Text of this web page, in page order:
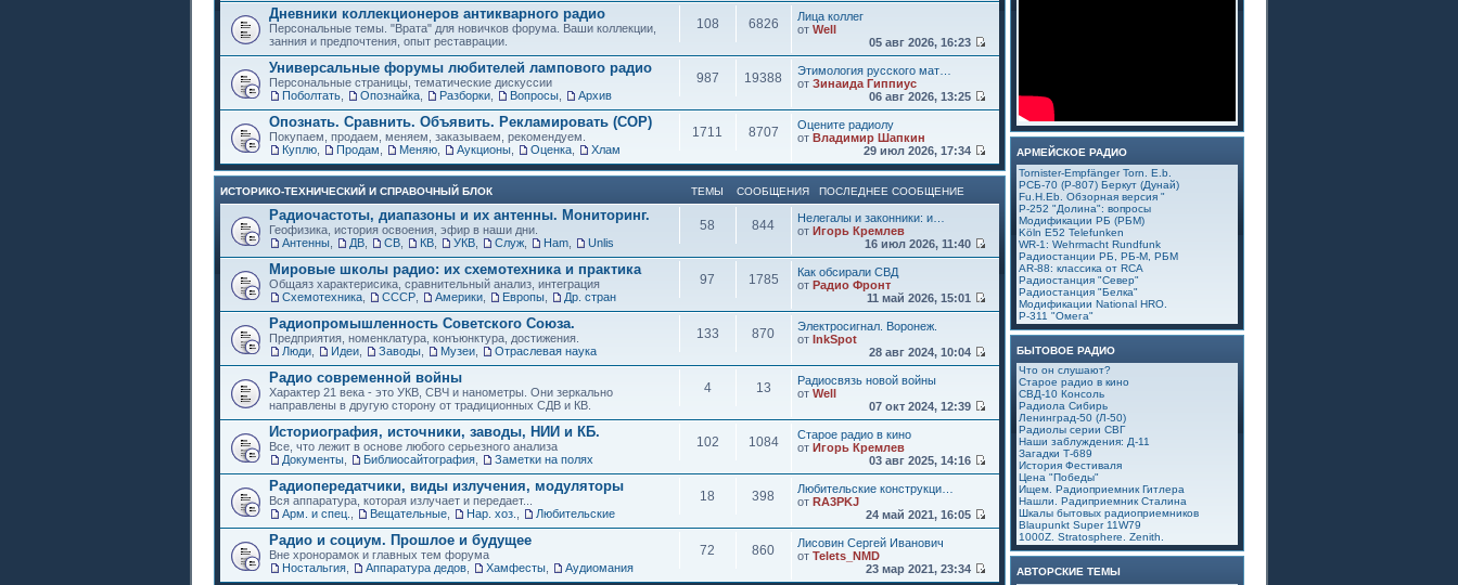
Дневники коллекционеров антикварного радио
Персональные темы. "Врата" для новичков форума. Ваши коллекции,
занния и предпочтения, опыт реставрации.
108 6826
Лица коллег
от Well
05 авг 2026, 16:23
Универсальные форумы любителей лампового радио
Персональные страницы, тематические дискуссии
Поболтать
Опознайка Разборки Вопросы Архив
987 19388
Этимология русского мат…
от Зинаида Гиппиус
06 авг 2026, 13:25
Опознать. Сравнить. Объявить. Рекламировать (СОР)
Покупаем, продаем, меняем, заказываем, рекомендуем.
Куплю
Продам Меняю Аукционы Оценка Хлам
1711 8707
Оцените радиолу
от Владимир Шапкин
29 июл 2026, 17:34
ИСТОРИКО-ТЕХНИЧЕСКИЙ И СПРАВОЧНЫЙ БЛОК ТЕМЫ СООБЩЕНИЯ ПОСЛЕДНЕЕ СООБЩЕНИЕ
Радиочастоты, диапазоны и их антенны. Мониторинг.
Геофизика, история освоения, эфир в наши дни.
Антенны
ДВ СВ КВ УКВ Служ Ham Unlis
58 844
Нелегалы и законники: и…
от Игорь Кремлев
16 июл 2026, 11:40
Мировые школы радио: их схемотехника и практика
Общаяз характерисика, сравнительный анализ, интеграция
Схемотехника
СССР Америки Европы Др. стран
97 1785
Как обсирали СВД
от Радио Фронт
11 май 2026, 15:01
Радиопромышленность Советского Союза.
Предприятия, номенклатура, конъюнктура, достижения.
Люди
Идеи Заводы Музеи Отраслевая наука
133 870
Электросигнал. Воронеж.
от InkSpot
28 авг 2024, 10:04
Радио современной войны
Характер 21 века - это УКВ, СВЧ и нанометры. Они зеркально
направлены в другую сторону от традиционных СДВ и КВ.
4 13
Радиосвязь новой войны
от Well
07 окт 2024, 12:39
Историография, источники, заводы, НИИ и КБ.
Все, что лежит в основе любого серьезного анализа
Документы
Библиосайтография Заметки на полях
102 1084
Старое радио в кино
от Игорь Кремлев
03 авг 2025, 14:16
Радиопередатчики, виды излучения, модуляторы
Вся аппаратура, которая излучает и передает...
Арм. и спец.
Вещательные Нар. хоз. Любительские
18 398
Любительские конструкци…
от RA3PKJ
24 май 2021, 16:05
Радио и социум. Прошлое и будущее
Вне хронорамок и главных тем форума
Ностальгия
Аппаратура дедов Хамфесты Аудиомания
72 860
Лисовин Сергей Иванович
от Telets_NMD
23 мар 2021, 23:34
АРМЕЙСКОЕ РАДИО
Tornister-Empfänger Torn. E.b.
РСБ-70 (Р-807) Беркут (Дунай)
Fu.H.Eb. Обзорная версия "
Р-252 "Долина": вопросы
Модификации РБ (РБМ)
Köln E52 Telefunken
WR-1: Wehrmacht Rundfunk
Радиостанции РБ, РБ-М, РБМ
AR-88: классика от RCA
Радиостанция "Север"
Радиостанция "Белка"
Модификации National HRO.
Р-311 "Омега"
БЫТОВОЕ РАДИО
Что он слушают?
Старое радио в кино
СВД-10 Консоль
Радиола Сибирь
Ленинград-50 (Л-50)
Радиолы серии СВГ
Наши заблуждения: Д-11
Загадки Т-689
История Фестиваля
Цена "Победы"
Ищем. Радиоприемник Гитлера
Нашли. Радиприемник Сталина
Шкалы бытовых радиоприемников
Blaupunkt Super 11W79
1000Z. Stratosphere. Zenith.
АВТОРСКИЕ ТЕМЫ